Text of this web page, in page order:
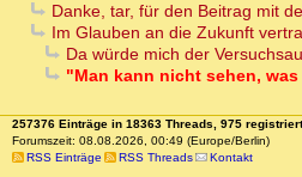
Danke, tar, für den Beitrag mit
Im Glauben an die Zukunft
Da würde mich der
"Man kann nicht sehen,
257376 Einträge in 18363 Threads, 975
Forumszeit: 08.08.2026, 00:49 (Europe/Berlin)
RSS Einträge
RSS Threads Kontakt